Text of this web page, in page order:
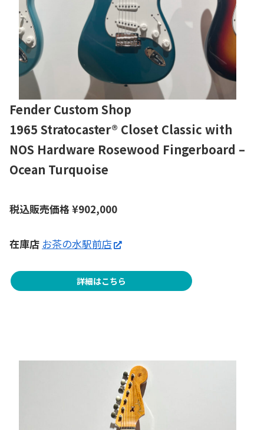
Fender Custom Shop
1965 Stratocaster® Closet Classic with
NOS Hardware Rosewood Fingerboard –
Ocean Turquoise
税込販売価格¥902,000
在庫店 お茶の水駅前店
詳細はこちら